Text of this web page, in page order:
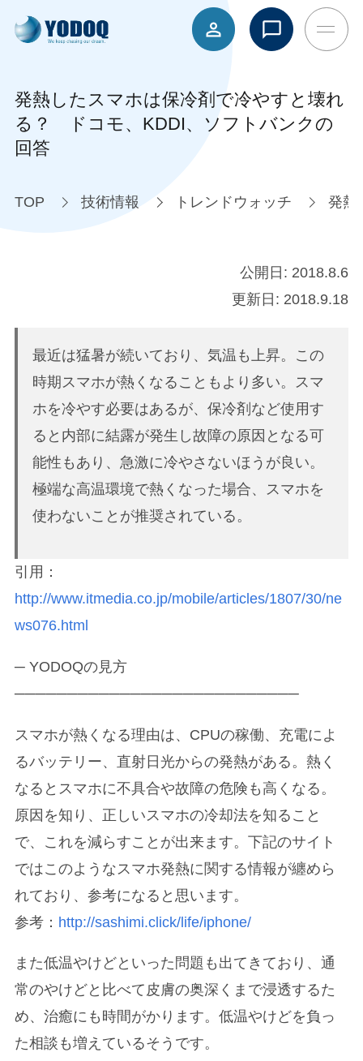
発熱したスマホは保冷剤で冷やすと壊れ
る？ ドコモ、KDDI、ソフトバンクの
回答
TOP 技術情報 トレンドウォッチ 発熱
公開日: 2018.8.6
更新日: 2018.9.18
最近は猛暑が続いており、気温も上昇。この
時期スマホが熱くなることもより多い。スマ
ホを冷やす必要はあるが、保冷剤など使用す
ると内部に結露が発生し故障の原因となる可
能性もあり、急激に冷やさないほうが良い。
極端な高温環境で熱くなった場合、スマホを
使わないことが推奨されている。
引用：
http://www.itmedia.co.jp/mobile/articles/1807/30/ne
ws076.html
─ YODOQの見方
───────────────────────────
スマホが熱くなる理由は、CPUの稼働、充電によ
るバッテリー、直射日光からの発熱がある。熱く
なるとスマホに不具合や故障の危険も高くなる。
原因を知り、正しいスマホの冷却法を知ること
で、これを減らすことが出来ます。下記のサイト
ではこのようなスマホ発熱に関する情報が纏めら
れており、参考になると思います。
参考： http://sashimi.click/life/iphone/
また低温やけどといった問題も出てきており、通
常のやけどと比べて皮膚の奥深くまで浸透するた
め、治癒にも時間がかります。低温やけどを負っ
た相談も増えているそうです。